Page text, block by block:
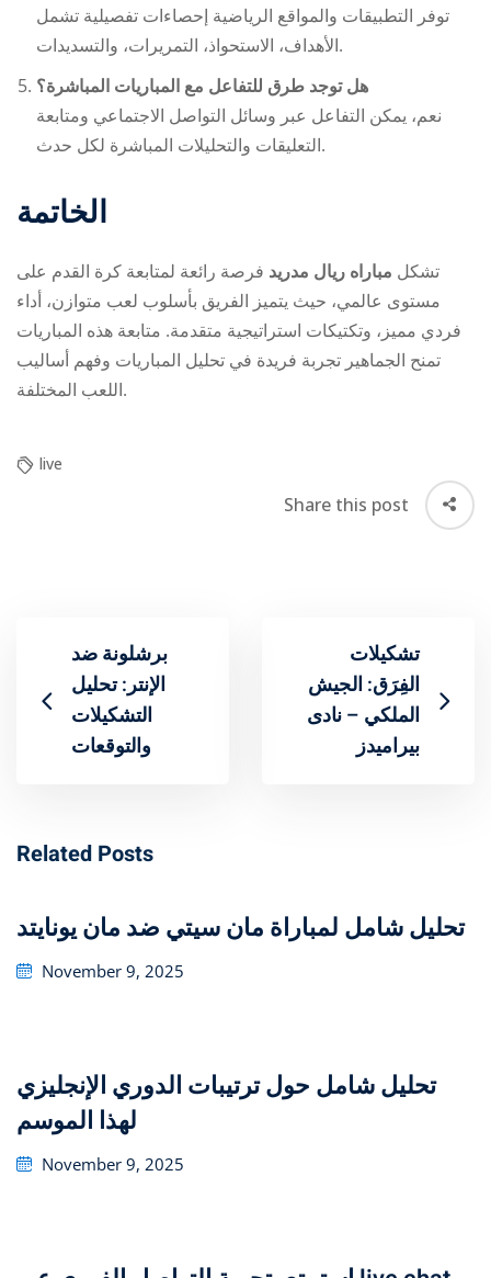
توفر التطبيقات والمواقع الرياضية إحصاءات تفصيلية تشمل
الأهداف، الاستحواذ، التمريرات، والتسديدات.
هل توجد طرق للتفاعل مع المباريات المباشرة؟
نعم، يمكن التفاعل عبر وسائل التواصل الاجتماعي ومتابعة
التعليقات والتحليلات المباشرة لكل حدث.
الخاتمة
تشكل مباراه ريال مدريد فرصة رائعة لمتابعة كرة القدم على
مستوى عالمي، حيث يتميز الفريق بأسلوب لعب متوازن، أداء
فردي مميز، وتكتيكات استراتيجية متقدمة. متابعة هذه المباريات
تمنح الجماهير تجربة فريدة في تحليل المباريات وفهم أساليب
اللعب المختلفة.
live
Share this post
برشلونة ضد
الإنتر: تحليل
التشكيلات
والتوقعات
تشكيلات
الفِرَق: الجيش
الملكي – نادى
بيراميدز
Related Posts
تحليل شامل لمباراة مان سيتي ضد مان يونايتد
Posted
November 9, 2025
تحليل شامل حول ترتيبات الدوري الإنجليزي
لهذا الموسم
Posted
November 9, 2025